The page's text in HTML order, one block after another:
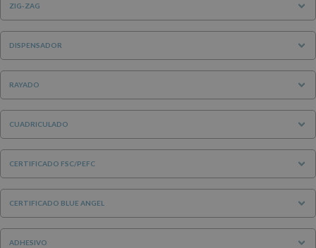
ZIG-ZAG
DISPENSADOR
RAYADO
CUADRICULADO
CERTIFICADO FSC/PEFC
CERTIFICADO BLUE ANGEL
ADHESIVO